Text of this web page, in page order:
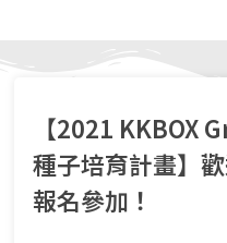
【2021
種子培育計畫】
報名參加！